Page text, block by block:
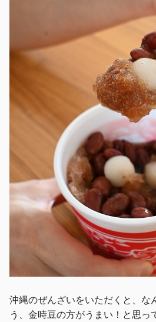
沖縄のぜんざいをいただくと、な
う、金時豆の方がうまい！と思っ